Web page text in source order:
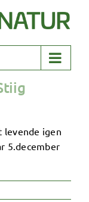
levende igen
5.december